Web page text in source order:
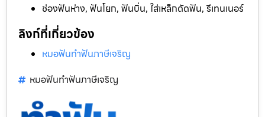
ช่องฟันห่าง, ฟันโยก, ฟันบิ่น, ใส่เหล็กดัดฟัน, รีเทนเนอร์
ลิงก์ที่เกี่ยวข้อง
หมอฟันทำฟันภาษีเจริญ
หมอฟันทำฟันภาษีเจริญ